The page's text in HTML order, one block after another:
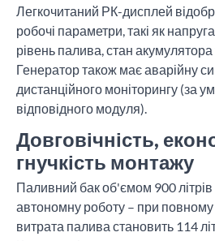
Легкочитаний РК-дисплей
робочі параметри, такі як
рівень палива, стан акумулятора
Генератор також має аварійну
дистанційного моніторингу (за
відповідного модуля).
Довговічність,
гнучкість монтажу
Паливний бак об'ємом 900
автономну роботу – при
витрата палива становить 114